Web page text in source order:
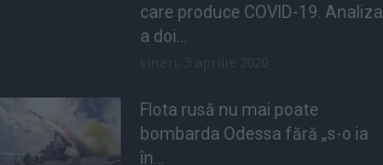
care produce COVID-19. Analiza
a doi...
Flota rusă nu mai poate
bombarda Odessa fără „s-o ia
în...